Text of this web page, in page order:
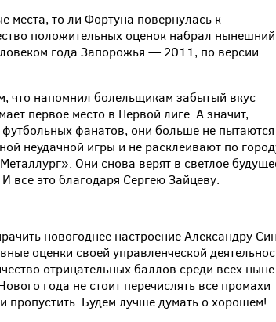
места, то ли Фортуна повернулась к
положительных оценок набрал нынешний
года Запорожья — 2011, по версии
что напомнил болельщикам забытый вкус
первое место в Первой лиге. А значит,
фанатов, они больше не пытаются
неудачной игры и не расклеивают по
Они снова верят в светлое
все это благодаря Сергею Зайцеву.
новогоднее настроение Александру
оценки своей управленческой
отрицательных баллов среди всех ныне
года не стоит перечислять все промахи
Будем лучше думать о хорошем!